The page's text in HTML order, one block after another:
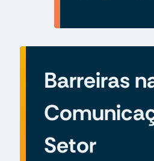
Barreiras
Setor